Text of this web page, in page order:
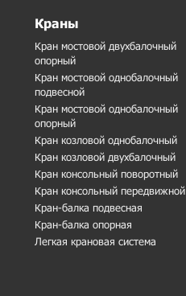
Краны
Кран мостовой двухбалочный
опорный
Кран мостовой однобалочный
подвесной
Кран мостовой однобалочный
опорный
Кран козловой однобалочный
Кран козловой двухбалочный
Кран консольный поворотный
Кран консольный передвижной
Кран-балка подвесная
Кран-балка опорная
Легкая крановая система